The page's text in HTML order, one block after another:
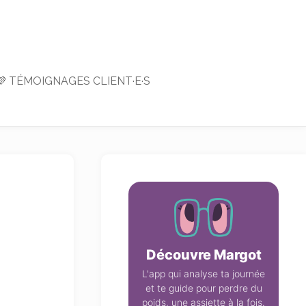
TÉMOIGNAGES CLIENT·E·S
Découvre Margot
L'app qui analyse ta journée
et te guide pour perdre du
poids, une assiette à la fois.